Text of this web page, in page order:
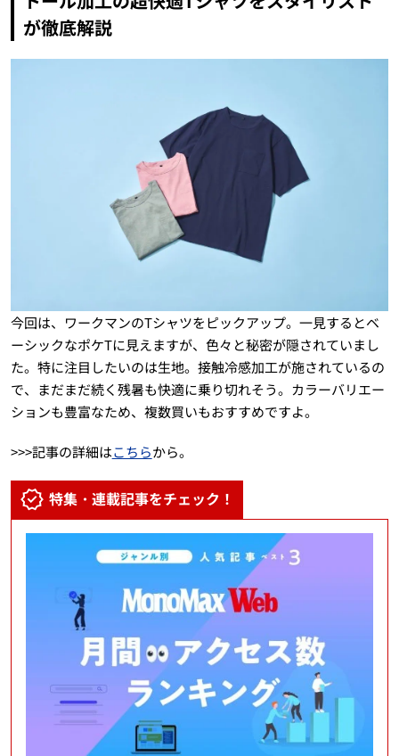
が徹底解説
今回は、ワークマンのTシャツをピックアップ。一見するとベ
ーシックなポケTに見えますが、色々と秘密が隠されていまし
た。特に注目したいのは生地。接触冷感加工が施されているの
で、まだまだ続く残暑も快適に乗り切れそう。カラーバリエー
ションも豊富なため、複数買いもおすすめですよ。
>>>記事の詳細はこちらから。
特集・連載記事をチェック！